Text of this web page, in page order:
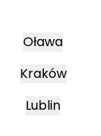
Oława
Kraków
Lublin